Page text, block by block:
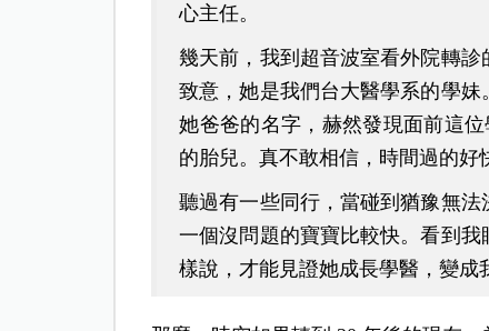
心主任。
幾天前，我到超音波室看外院轉
致意，她是我們台大醫學系的學
她爸爸的名字，赫然發現面前這
的胎兒。真不敢相信，時間過的好
聽過有一些同行，當碰到猶豫無
一個沒問題的寶寶比較快。看到
樣說，才能見證她成長學醫，變成